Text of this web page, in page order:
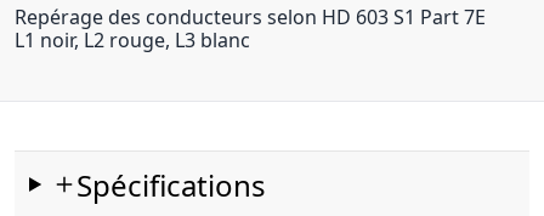
Repérage des conducteurs selon HD 603 S1 Part 7E
L1 noir, L2 rouge, L3 blanc
Spécifications